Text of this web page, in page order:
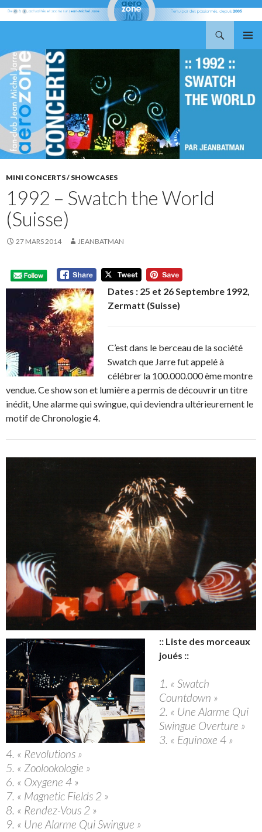
AU
CONTENU
MINI CONCERTS / SHOWCASES
1992 – Swatch the World
(Suisse)
27 MARS 2014 JEANBATMAN
Dates : 25 et 26 Septembre 1992,
Zermatt (Suisse)
C’est dans le berceau de la société
Swatch que Jarre fut appelé à
célébrer la 100.000.000 ème montre
vendue. Ce show son et lumière a permis de découvrir un titre
inédit, Une alarme qui swingue, qui deviendra ultérieurement le
motif de Chronologie 4.
:: Liste des morceaux
joués ::
1. « Swatch
Countdown »
2. « Une Alarme Qui
Swingue Overture »
3. « Equinoxe 4 »
4. « Revolutions »
5. « Zoolookologie »
6. « Oxygene 4 »
7. « Magnetic Fields 2 »
8. « Rendez-Vous 2 »
9. « Une Alarme Qui Swingue »